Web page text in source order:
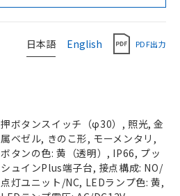
日本語 English PDF出力
押ボタンスイッチ（φ30）, 照光, 金
属ベゼル, きのこ形, モーメンタリ,
ボタンの色: 黄（透明）, IP66, プッ
シュインPlus端子台, 接点構成: NO/
点灯ユニット/NC, LEDランプ色: 黄,